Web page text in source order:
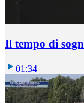
Il tempo di
01:34